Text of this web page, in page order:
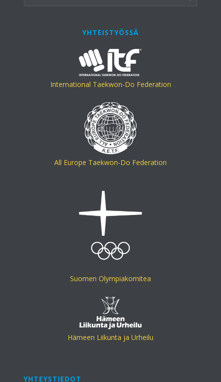
YHTEISTYÖSSÄ
International Taekwon-Do Federation
All Europe Taekwon-Do Federation
Suomen Olympiakomitea
Hämeen Liikunta ja Urheilu
YHTEYSTIEDOT